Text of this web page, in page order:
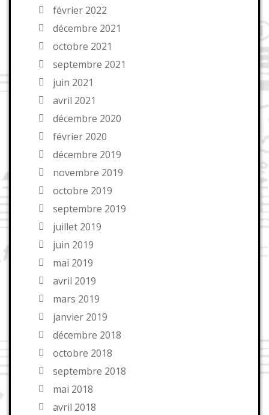
février 2022
décembre 2021
octobre 2021
septembre 2021
juin 2021
avril 2021
décembre 2020
février 2020
décembre 2019
novembre 2019
octobre 2019
septembre 2019
juillet 2019
juin 2019
mai 2019
avril 2019
mars 2019
janvier 2019
décembre 2018
octobre 2018
septembre 2018
mai 2018
avril 2018